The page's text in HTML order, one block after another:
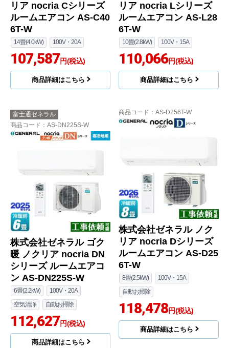
リア nocria Cシリーズ
ルームエアコン AS-C40
6T-W
14畳(4.0kW) 100V・20A
107,587円(税込)
商品詳細はこちら
リア nocria Lシリーズ
ルームエアコン AS-L28
6T-W
10畳(2.8kW) 100V・15A
110,066円(税込)
商品詳細はこちら
富士通ゼネラル
商品コード ：AS-DN225S-W
株式会社ゼネラル ゴク
暖 ノクリア nocria DN
シリーズ ルームエアコ
ン AS-DN225S-W
6畳(2.2kW)
100V・20A
空気清浄
自動お掃除
112,627円(税込)
商品詳細はこちら
商品コード ：AS-D256T-W
株式会社ゼネラル ノク
リア nocria Dシリーズ
ルームエアコン AS-D25
6T-W
8畳(2.5kW)
100V・15A
自動お掃除
118,478円(税込)
商品詳細はこちら